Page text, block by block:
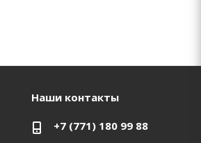
Наши контакты
+7 (771) 180 99 88